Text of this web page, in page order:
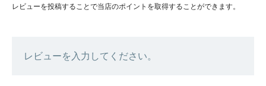
レビューを投稿することで当店のポイントを取得することができます。
レビューを入力してください。